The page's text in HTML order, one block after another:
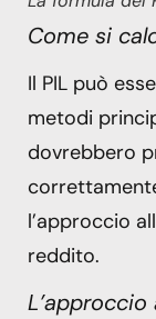
Come si
Il PIL può
metodi
dovrebbero
l’approccio
reddito.
L’approccio